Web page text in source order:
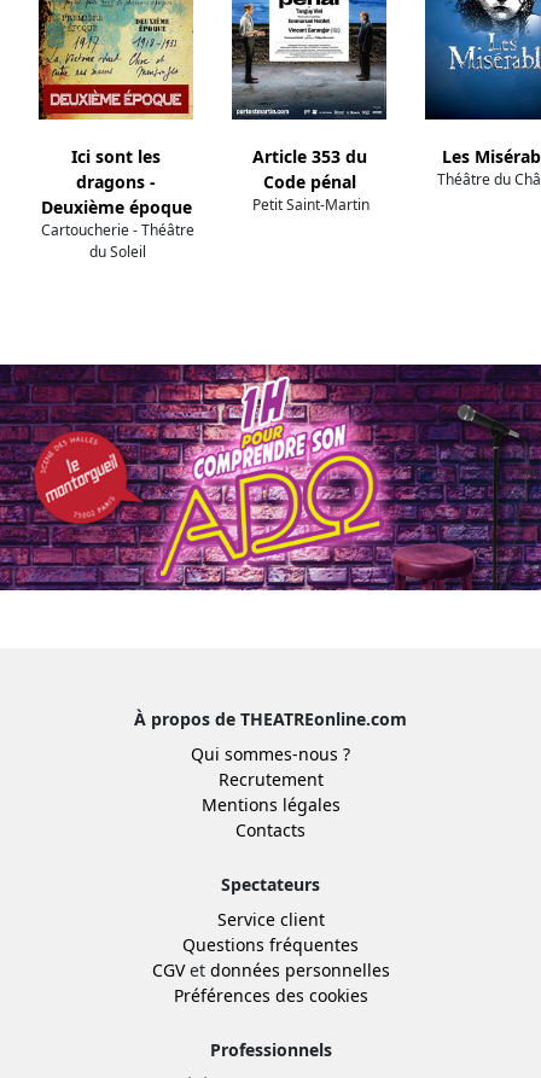
Ici sont les
dragons -
Deuxième époque
Cartoucherie - Théâtre
du Soleil
Article 353 du
Code pénal
Petit Saint-Martin
Les
Théâtre du
À propos de THEATREonline.com
Qui sommes-nous ?
Recrutement
Mentions légales
Contacts
Spectateurs
Service client
Questions fréquentes
CGVet données personnelles
Préférences des cookies
Professionnels